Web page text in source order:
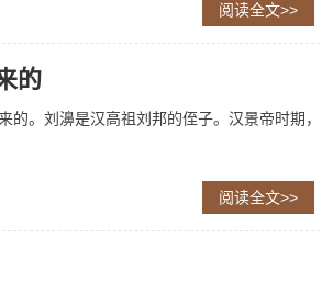
阅读全文>>
的
的。刘濞是汉高祖刘邦的侄子。汉景帝时期，
阅读全文>>